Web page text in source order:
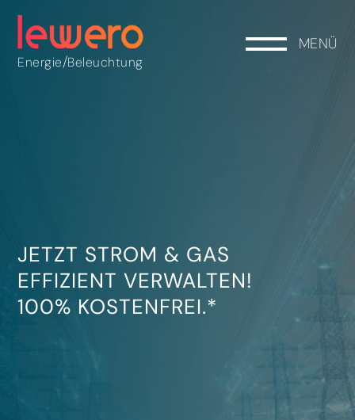
Energie/Beleuchtung
MENÜ
JETZT STROM & GAS
EFFIZIENT VERWALTEN!
100% KOSTENFREI.*